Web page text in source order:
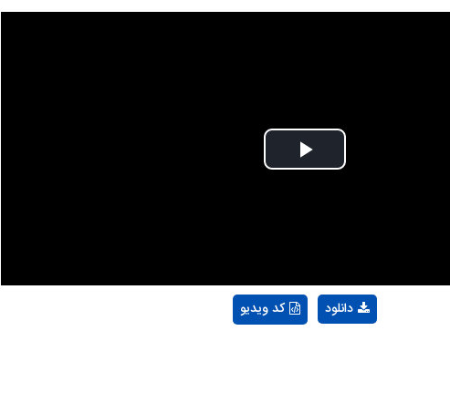
Play
کد ویدیو دانلود